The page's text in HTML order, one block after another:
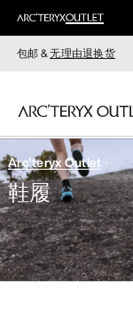
包邮 &无理由退换货
女装
男装
Arc'teryx Outlet
鞋履